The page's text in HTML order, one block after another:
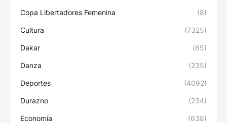
Copa Libertadores Femenina (8)
Cultura (7325)
Dakar (65)
Danza (235)
Deportes (4092)
Durazno (234)
Economía (638)